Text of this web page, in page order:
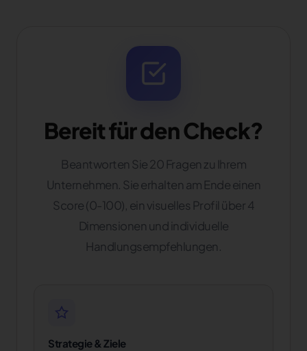
Bereit für den Check?
Beantworten Sie 20 Fragen zu Ihrem
Unternehmen. Sie erhalten am Ende einen
Score (0-100), ein visuelles Profil über 4
Dimensionen und individuelle
Handlungsempfehlungen.
Strategie & Ziele